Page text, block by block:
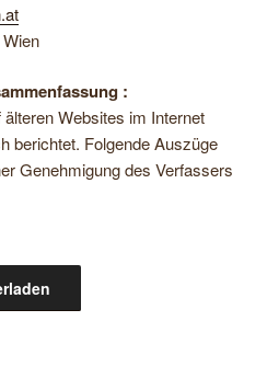
:
Websites im Internet
berichtet. Folgende Auszüge
Genehmigung des Verfassers